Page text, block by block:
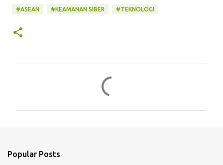
#ASEAN #KEAMANAN SIBER #TEKNOLOGI
Popular Posts